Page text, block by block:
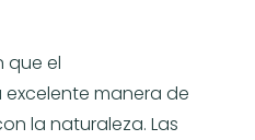
que el
manera de
la naturaleza. Las